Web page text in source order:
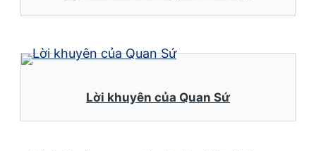
Lời khuyên của Quan Sứ